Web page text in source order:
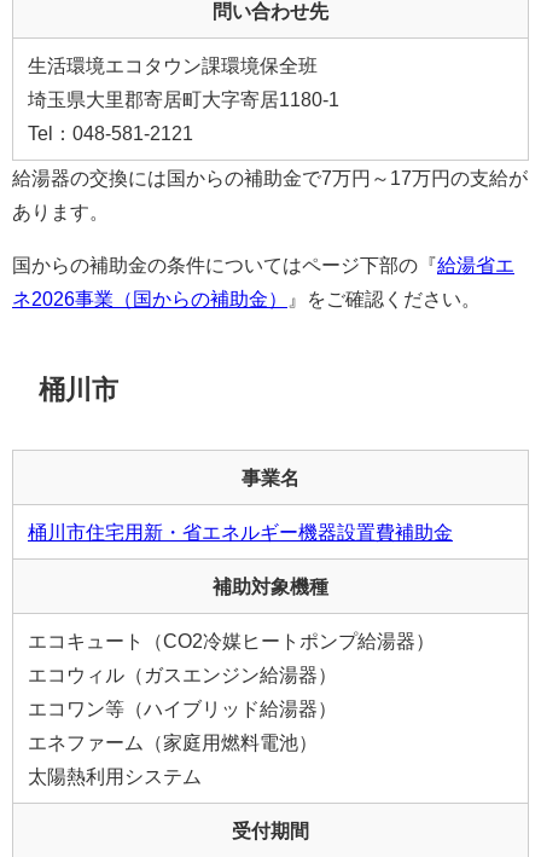
問い合わせ先
生活環境エコタウン課環境保全班
埼玉県大里郡寄居町大字寄居1180-1
Tel：048-581-2121
給湯器の交換には国からの補助金で7万円～17万円の支給が
あります。
国からの補助金の条件についてはページ下部の『給湯省エ
ネ2026事業（国からの補助金）
』をご確認ください。
桶川市
事業名
桶川市住宅用新・省エネルギー機器設置費補助金
補助対象機種
エコキュート（CO2冷媒ヒートポンプ給湯器）
エコウィル（ガスエンジン給湯器）
エコワン等（ハイブリッド給湯器）
エネファーム（家庭用燃料電池）
太陽熱利用システム
受付期間